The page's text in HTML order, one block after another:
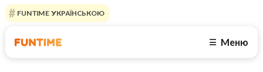
FUNTIME УКРАЇНСЬКОЮ
☰ Меню